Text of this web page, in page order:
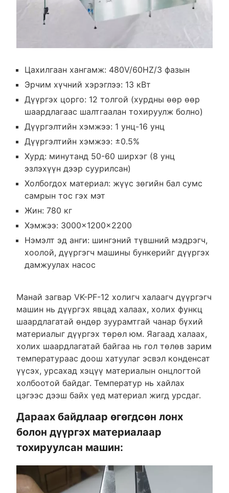
Цахилгаан хангамж: 480V/60HZ/3 фазын
Эрчим хүчний хэрэглээ: 13 кВт
Дүүргэх цорго: 12 толгой (хурдны өөр өөр
шаардлагаас шалтгаалан тохируулж болно)
Дүүргэлтийн хэмжээ: 1 унц-16 унц
Дүүргэлтийн хэмжээ: ±0.5%
Хурд: минутанд 50-60 ширхэг (8 унц
эзлэхүүн дээр суурилсан)
Холбогдох материал: жүүс зөгийн бал сумс
самрын тос гэх мэт
Жин: 780 кг
Хэмжээ: 3000×1200×2200
Нэмэлт эд анги: шингэний түвшний мэдрэгч,
хоолой, дүүргэгч машины бункерийг дүүргэх
дамжуулах насос
Манай загвар VK-PF-12 холигч халаагч дүүргэгч
машин нь дүүргэх явцад халаах, холих функц
шаардлагатай өндөр зуурамтгай чанар бүхий
материалыг дүүргэх төрөл юм. Яагаад халаах,
холих шаардлагатай байгаа нь гол төлөв зарим
температураас доош хатуулаг эсвэл конденсат
үүсэх, урсахад хэцүү материалын онцлогтой
холбоотой байдаг. Температур нь хайлах
цэгээс дээш байх үед материал жигд урсдаг.
Дараах байдлаар өгөгдсөн лонх
болон дүүргэх материалаар
тохируулсан машин: